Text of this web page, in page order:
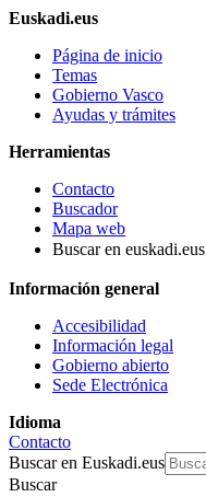
Euskadi.eus
Página de inicio
Temas
Gobierno Vasco
Ayudas y trámites
Herramientas
Contacto
Buscador
Mapa web
Buscar en euskadi.eus
Información general
Accesibilidad
Información legal
Gobierno abierto
Sede Electrónica
Idioma
Contacto
Buscar en Euskadi.eus
Buscar